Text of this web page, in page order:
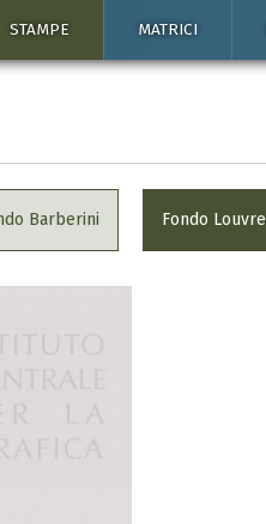
STAMPE MATRICI
Barberini Fondo Louvre